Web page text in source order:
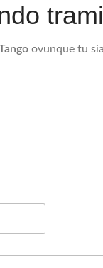
ovunque tu